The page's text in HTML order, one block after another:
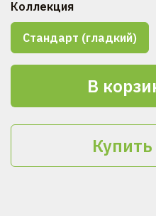
В
Коллекция
Стандарт (гладкий)